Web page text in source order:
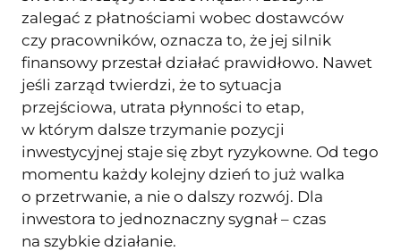
zalegać z płatnościami wobec dostawców
czy pracowników, oznacza to, że jej silnik
finansowy przestał działać prawidłowo. Nawet
jeśli zarząd twierdzi, że to sytuacja
przejściowa, utrata płynności to etap,
w którym dalsze trzymanie pozycji
inwestycyjnej staje się zbyt ryzykowne. Od tego
momentu każdy kolejny dzień to już walka
o przetrwanie, a nie o dalszy rozwój. Dla
inwestora to jednoznaczny sygnał – czas
na szybkie działanie.